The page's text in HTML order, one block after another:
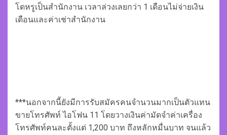
โดหรูเป็นสำนักงาน เวลาล่วงเลยกว่า 1 เดือนไม่จ่ายเงิน
เดือนและค่าเช่าสำนักงาน
***นอกจากนี้ยังมีการรับสมัครคนจำนวนมากเป็นตัวแทน
ขายโทรศัพท์ ไอโฟน 11 โดยวางเงินค่ามัดจำค่าเครื่อง
โทรศัพท์คนละตั้งแต่ 1,200 บาท ถึงหลักหมื่นบาท จนแล้ว